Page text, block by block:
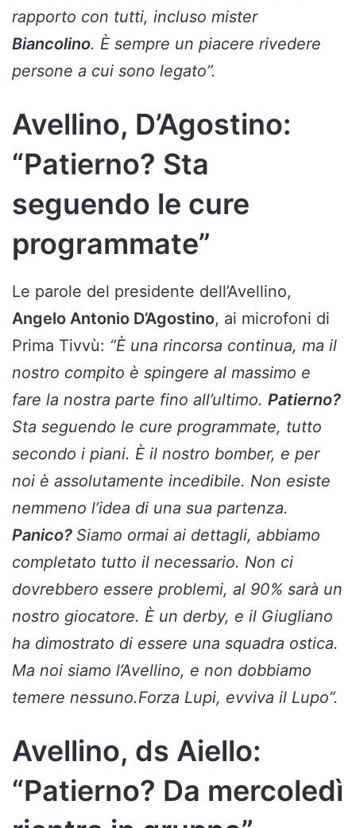
rapporto con tutti, incluso mister
Biancolino. È sempre un piacere rivedere
persone a cui sono legato”.
Avellino, D’Agostino:
“Patierno? Sta
seguendo le cure
programmate”
Le parole del presidente dell’Avellino,
Angelo Antonio D’Agostino, ai microfoni di
Prima Tivvù: “È una rincorsa continua, ma il
nostro compito è spingere al massimo e
fare la nostra parte fino all’ultimo. Patierno?
Sta seguendo le cure programmate, tutto
secondo i piani. È il nostro bomber, e per
noi è assolutamente incedibile. Non esiste
nemmeno l’idea di una sua partenza.
Panico? Siamo ormai ai dettagli, abbiamo
completato tutto il necessario. Non ci
dovrebbero essere problemi, al 90% sarà un
nostro giocatore. È un derby, e il Giugliano
ha dimostrato di essere una squadra ostica.
Ma noi siamo l’Avellino, e non dobbiamo
temere nessuno.Forza Lupi, evviva il Lupo”.
Avellino, ds Aiello:
“Patierno? Da mercoledì